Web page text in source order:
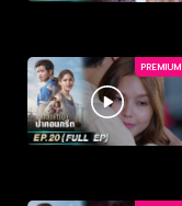
PREMIUM